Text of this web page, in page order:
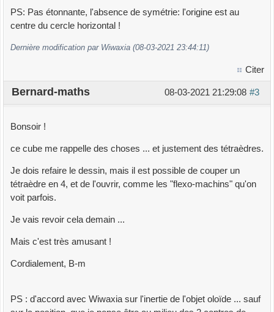
PS: Pas étonnante, l'absence de symétrie: l'origine est au
centre du cercle horizontal !
Dernière modification par Wiwaxia (08-03-2021 23:44:11)
Citer
#3
08-03-2021 21:29:08
Bernard-maths
Bonsoir !
ce cube me rappelle des choses ... et justement des tétraèdres.
Je dois refaire le dessin, mais il est possible de couper un
tétraèdre en 4, et de l'ouvrir, comme les "flexo-machins" qu'on
voit parfois.
Je vais revoir cela demain ...
Mais c'est très amusant !
Cordialement, B-m
PS : d'accord avec Wiwaxia sur l'inertie de l'objet oloïde ... sauf